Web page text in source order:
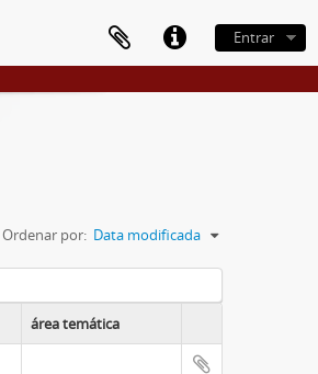
Entrar
Ordenar por: Data modificada
área temática